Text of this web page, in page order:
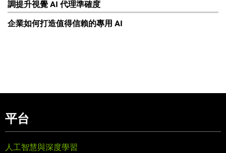
調提升視覺 AI 代理準確度
企業如何打造值得信賴的專用 AI
平台
人工智慧與深度學習